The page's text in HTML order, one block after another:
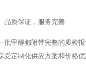
品质保证，服务完善
批甲醇都附带完整的质检
受定制化供应方案和价格优